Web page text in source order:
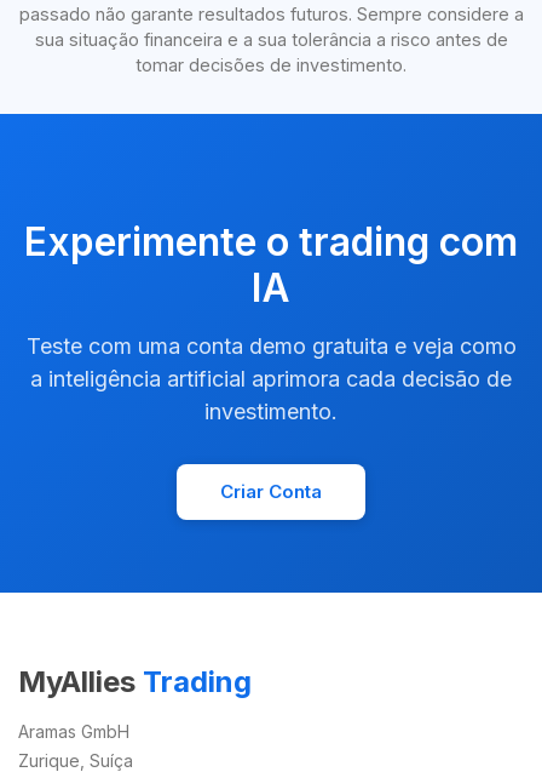
passado não garante resultados futuros. Sempre considere a
sua situação financeira e a sua tolerância a risco antes de
tomar decisões de investimento.
Experimente o trading com
IA
Teste com uma conta demo gratuita e veja como
a inteligência artificial aprimora cada decisão de
investimento.
Criar Conta
MyAllies Trading
Aramas GmbH
Zurique, Suíça